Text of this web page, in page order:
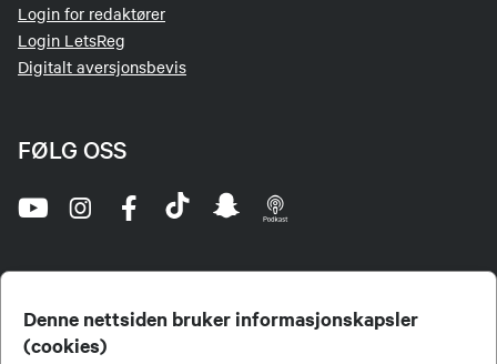
Denne nettsiden bruker informasjonskapsler
(cookies)
Login for redaktører
Login LetsReg
Digitalt aversjonsbevis
FØLG OSS